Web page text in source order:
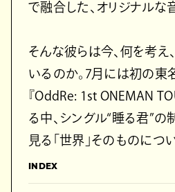
で融合した、オリジナルな
そんな彼らは今、何を考え
いるのか。7月には初の東
『OddRe: 1st ONEMAN
る中、シングル“睡る君”の
見る「世界」そのものにつ
INDEX